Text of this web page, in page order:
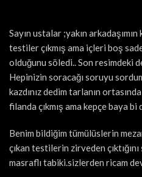
Sayın ustalar ;yakın
testiler çıkmış ama içleri boş
olduğunu söledi.. Son resimdeki
Hepinizin soracağı soruyu
kazdınız dedim tarlanın
filanda çıkmış ama kepçe baya bi
Benim bildiğim tümülüslerin
çıkan testilerin zirveden
masraflı tabiki.sizlerden ricam